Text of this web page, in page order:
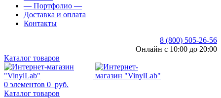
— Портфолио —
Доставка и оплата
Контакты
8 (800) 505-26-56
Онлайн с 10:00 до 20:00
Каталог товаров
0 элементов 0 руб.
Каталог товаров